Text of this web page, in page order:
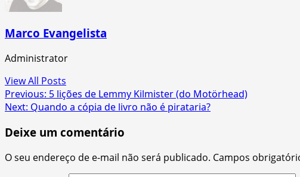
Marco Evangelista
Administrator
View All Posts
Post
navigation
Previous: 5 lições de Lemmy Kilmister (do Motörhead)
Next: Quando a cópia de livro não é pirataria?
Deixe um comentário
O seu endereço de e-mail não será publicado. Campos